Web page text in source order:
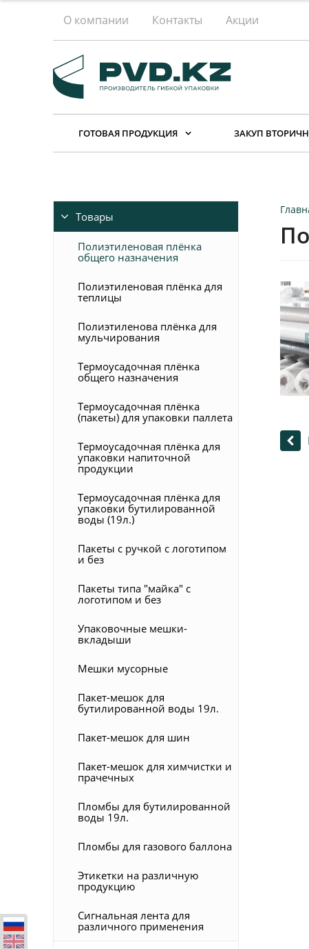
О компании Контакты Акции
ГОТОВАЯ ПРОДУКЦИЯ ЗАКУП
Товары
Полиэтиленовая плёнка
общего назначения
Полиэтиленовая плёнка для
теплицы
Полиэтиленова плёнка для
мульчирования
Термоусадочная плёнка
общего назначения
Термоусадочная плёнка
(пакеты) для упаковки паллета
Термоусадочная плёнка для
упаковки напиточной
продукции
Термоусадочная плёнка для
упаковки бутилированной
воды (19л.)
Пакеты с ручкой с логотипом
и без
Пакеты типа "майка" с
логотипом и без
Упаковочные мешки-
вкладыши
Мешки мусорные
Пакет-мешок для
бутилированной воды 19л.
Пакет-мешок для шин
Пакет-мешок для химчистки и
прачечных
Пломбы для бутилированной
воды 19л.
Пломбы для газового баллона
Этикетки на различную
продукцию
Сигнальная лента для
различного применения